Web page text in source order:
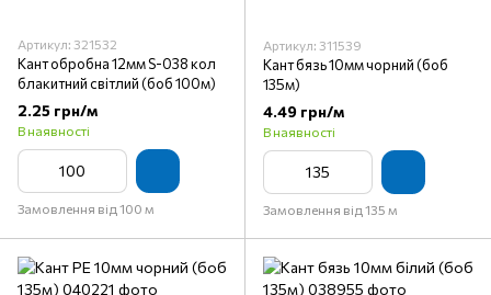
Артикул: 321532
Кант обробна 12мм S-038 кол
блакитний світлий (боб 100м)
2.25 грн/м
В наявності
Замовлення від 100 м
Артикул: 311539
Кант бязь 10мм чорний (боб
135м)
4.49 грн/м
В наявності
Замовлення від 135 м